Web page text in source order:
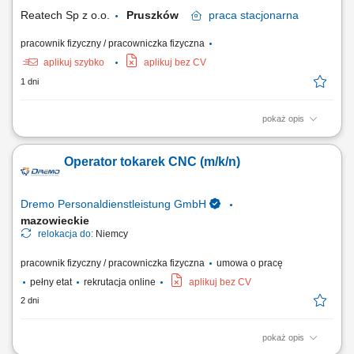
Reatech Sp z o.o. Pruszków praca stacjonarna
pracownik fizyczny / pracowniczka fizyczna
aplikuj szybko
aplikuj bez CV
1 dni
pokaż opis
Samodzielna obsługa i nadzór nad pracą maszyn CNC (frezarki lub
Wykonywanie detali zgodnie z rysunkiem technicznym i specyfikacją.
Kontrola jakości wyprodukowanych elementów z wykorzystaniem
Operator tokarek CNC (m/k/n)
Dremo Personaldienstleistung GmbH
mazowieckie
relokacja do: Niemcy
pracownik fizyczny / pracowniczka fizyczna
umowa o pracę
pełny etat
rekrutacja online aplikuj bez CV
2 dni
pokaż opis